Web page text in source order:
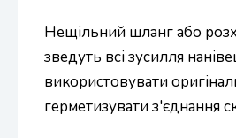
Нещільний шланг або
зведуть всі зусилля
використовувати
герметизувати з'єднання